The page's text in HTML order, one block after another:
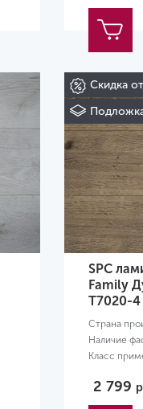
Скидка
SPC
Family
T7020-4
Страна
Наличие
Класс
2 799